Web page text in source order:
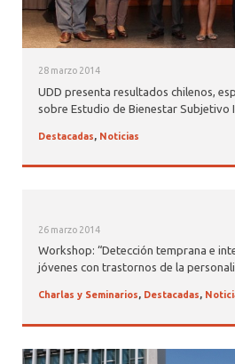
28 marzo 2014
UDD presenta resultados chilenos,
sobre Estudio de Bienestar Subjetivo
Destacadas, Noticias
26 marzo 2014
Workshop: “Detección temprana e
jóvenes con trastornos de la
Charlas y Seminarios, Destacadas,